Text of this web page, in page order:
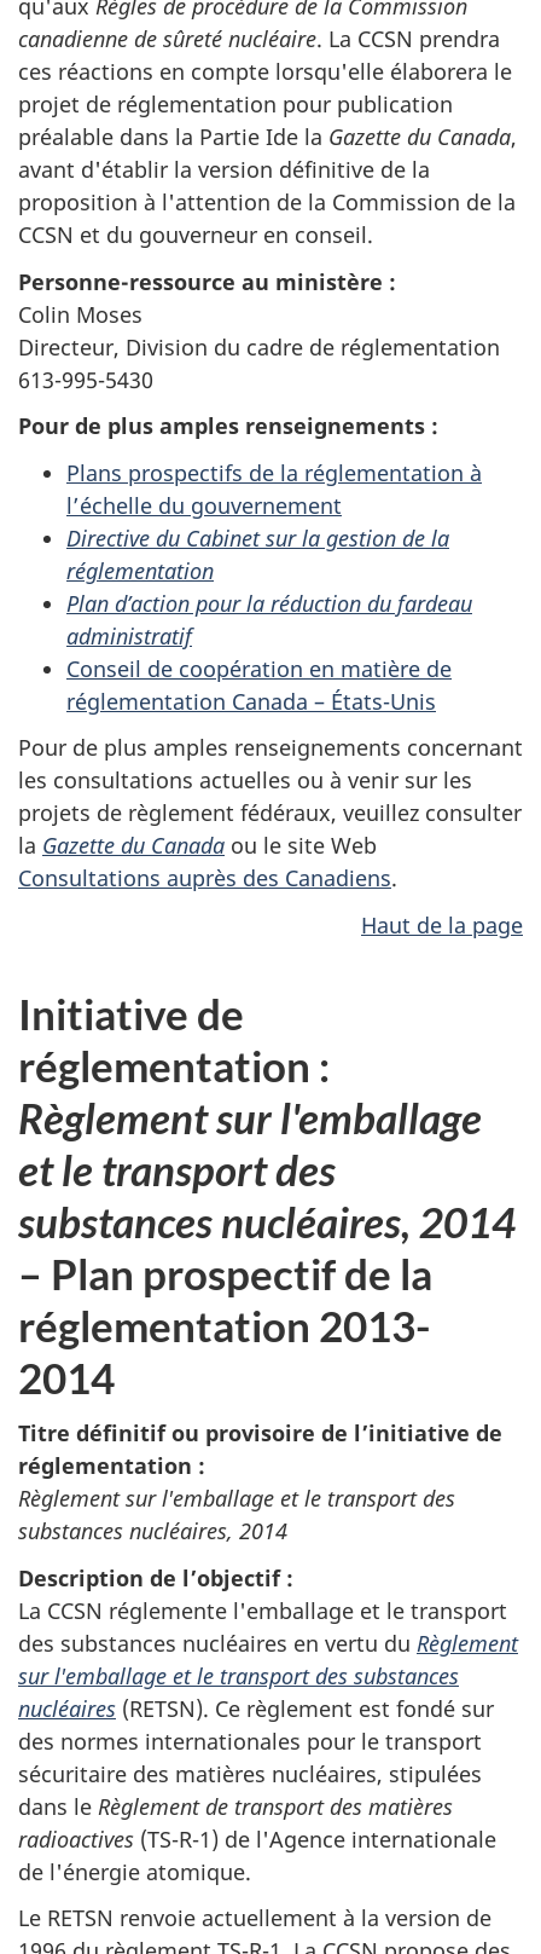
qu'aux Règles de procédure de la Commission
canadienne de sûreté nucléaire. La CCSN prendra
ces réactions en compte lorsqu'elle élaborera le
projet de réglementation pour publication
préalable dans la Partie Ide la Gazette du Canada,
avant d'établir la version définitive de la
proposition à l'attention de la Commission de la
CCSN et du gouverneur en conseil.
Personne-ressource au ministère :
Colin Moses
Directeur, Division du cadre de réglementation
613-995-5430
Pour de plus amples renseignements :
Plans prospectifs de la réglementation à
l’échelle du gouvernement
Directive du Cabinet sur la gestion de la
réglementation
Plan d’action pour la réduction du fardeau
administratif
Conseil de coopération en matière de
réglementation Canada – États-Unis
Pour de plus amples renseignements concernant
les consultations actuelles ou à venir sur les
projets de règlement fédéraux, veuillez consulter
la Gazette du Canada ou le site Web
Consultations auprès des Canadiens.
Haut de la page
Initiative de
réglementation :
Règlement sur l'emballage
et le transport des
substances nucléaires, 2014
– Plan prospectif de la
réglementation 2013-
2014
Titre définitif ou provisoire de l’initiative de
réglementation :
Règlement sur l'emballage et le transport des
substances nucléaires, 2014
Description de l’objectif :
La CCSN réglemente l'emballage et le transport
des substances nucléaires en vertu du Règlement
sur l'emballage et le transport des substances
nucléaires (RETSN). Ce règlement est fondé sur
des normes internationales pour le transport
sécuritaire des matières nucléaires, stipulées
dans le Règlement de transport des matières
radioactives (TS-R-1) de l'Agence internationale
de l'énergie atomique.
Le RETSN renvoie actuellement à la version de